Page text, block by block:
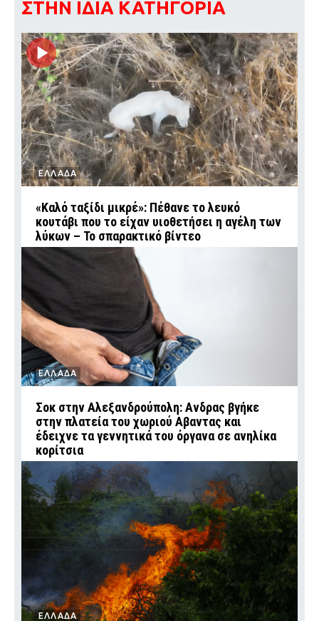
ΣΤΗΝ ΙΔΙΑ ΚΑΤΗΓΟΡΙΑ
ΕΛΛΑΔΑ
«Καλό ταξίδι μικρέ»: Πέθανε το λευκό
κουτάβι που το είχαν υιοθετήσει η αγέλη των
λύκων – Το σπαρακτικό βίντεο
ΕΛΛΑΔΑ
Σοκ στην Αλεξανδρούπολη: Ανδρας βγήκε
στην πλατεία του χωριού Αβαντας και
έδειχνε τα γεννητικά του όργανα σε ανηλίκα
κορίτσια
ΕΛΛΑΔΑ